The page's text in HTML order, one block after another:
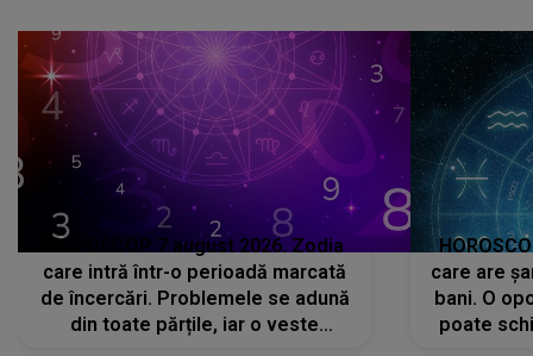
HOROSCOP 7 august 2026. Zodia
care intră într-o perioadă marcată
de încercări. Problemele se adună
din toate părțile, iar o veste
care are
bani. O
poate